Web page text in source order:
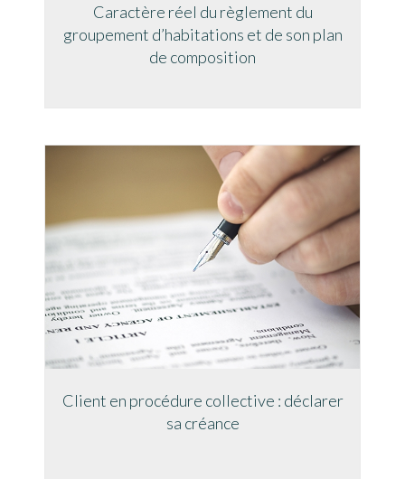
Caractère réel du règlement du
groupement d’habitations et de son plan
de composition
Client en procédure collective : déclarer
sa créance